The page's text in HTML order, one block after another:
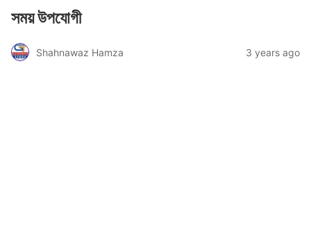
সময় উপযোগী
Shahnawaz Hamza 3 years ago